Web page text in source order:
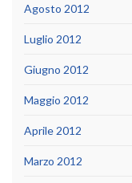
Agosto 2012
Luglio 2012
Giugno 2012
Maggio 2012
Aprile 2012
Marzo 2012